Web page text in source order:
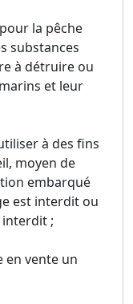
la pêche
substances
à détruire ou
et leur
à des fins
moyen de
embarqué
est interdit ou
;
en vente un